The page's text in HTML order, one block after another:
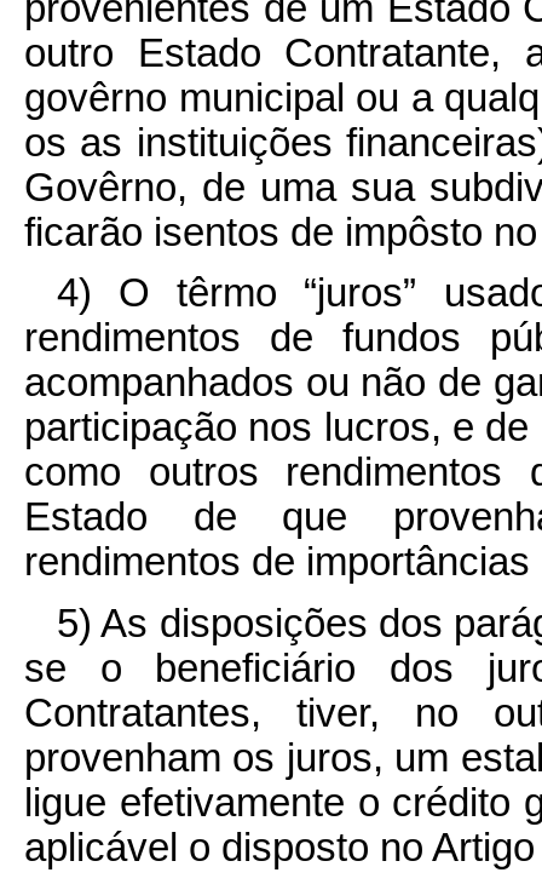
outro Estado
govêrno municipal ou a
os as instituições
Govêrno, de uma sua
ficarão isentos de impôsto
4) O têrmo “juros”
rendimentos de fundos
acompanhados ou não de
participação nos lucros, e
como outros rendimentos
Estado de que
rendimentos de
5) As disposições dos
se o beneficiário dos
Contratantes, tiver, no
provenham os juros, um
ligue efetivamente o crédito
aplicável o disposto no